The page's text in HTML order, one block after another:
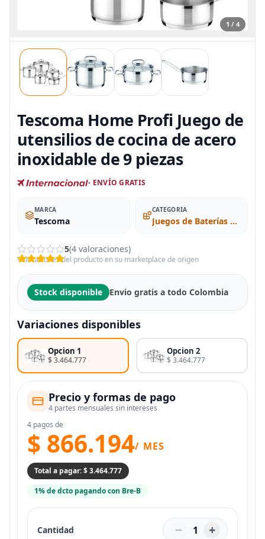
1 / 4
Tescoma Home Profi Juego de
utensilios de cocina de acero
inoxidable de 9 piezas
- ENVÍO GRATIS
MARCA
Tescoma
CATEGORIA
Juegos de Baterías de Cocina
5(4 valoraciones)
Valoraciones del producto en su marketplace de origen
Stock disponible Envio gratis a todo Colombia
Variaciones disponibles
Opcion 1
$ 3.464.777
Opcion 2
$ 3.464.777
Precio y formas de pago
4 partes mensuales sin intereses
4 pagos de
$ 866.194/ MES
Total a pagar: $ 3.464.777
1% de dcto pagando con Bre-B
Cantidad − 1 +